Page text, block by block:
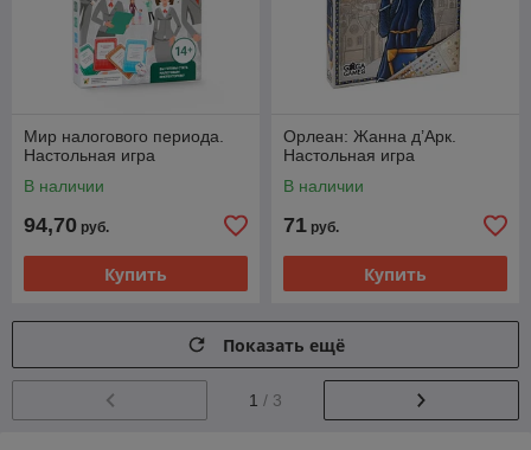
Мир налогового периода.
Настольная игра
В наличии
94,70 руб.
Купить
Орлеан: Жанна д’Арк.
Настольная игра
В наличии
71 руб.
Купить
Показать ещё
1 / 3